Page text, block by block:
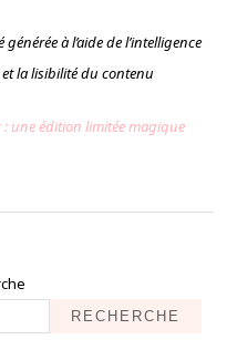
à l’aide de l’intelligence
la lisibilité du contenu
: une édition limitée magique
RECHERCHE